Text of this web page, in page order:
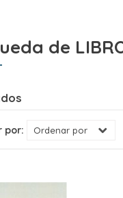
de
por: